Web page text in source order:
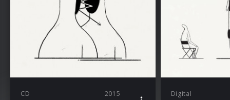
CD 2015 Digital